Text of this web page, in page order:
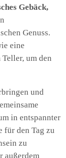
Gebäck,
Genuss.
eine
um den
und
in entspannter
für den Tag zu
zu
außerdem